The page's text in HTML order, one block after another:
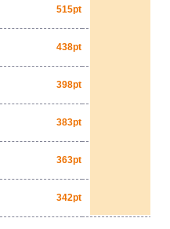
515pt
438pt
398pt
383pt
363pt
342pt